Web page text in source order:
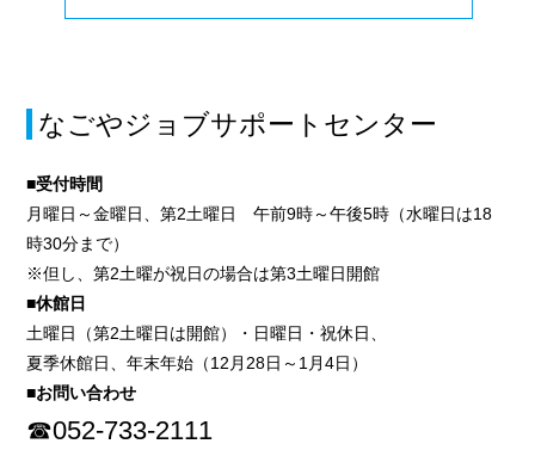
なごやジョブサポートセンター
■受付時間
月曜日～金曜日、第2土曜日 午前9時～午後5時（水曜日は18
時30分まで）
※但し、第2土曜が祝日の場合は第3土曜日開館
■休館日
土曜日（第2土曜日は開館）・日曜日・祝休日、
夏季休館日、年末年始（12月28日～1月4日）
■お問い合わせ
☎052-733-2111